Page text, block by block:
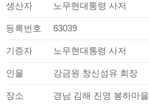
생산자 노무현대통령 사저
등록번호 63039
기증자 노무현대통령 사저
인물 강금원 창신섬유 회장
장소 경남 김해 진영 봉하마을